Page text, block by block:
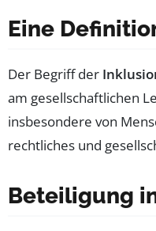
Eine
Der Begriff der
am gesellschaftlichen
insbesondere von
rechtliches und
Beteiligung